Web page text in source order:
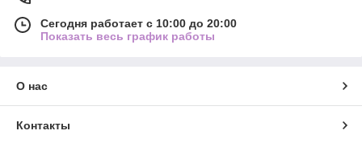
Сегодня работает с 10:00 до 20:00
Показать весь график работы
О нас
Контакты